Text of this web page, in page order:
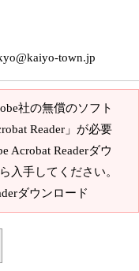
town.jp
社の無償のソフト
Reader」が必要
Acrobat Readerダウ
入手してください。
ダウンロード